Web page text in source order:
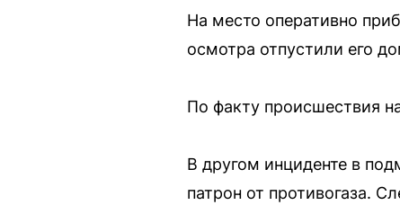
На место оперативно
осмотра отпустили его
По факту происшествия
В другом инциденте в
патрон от противогаза.